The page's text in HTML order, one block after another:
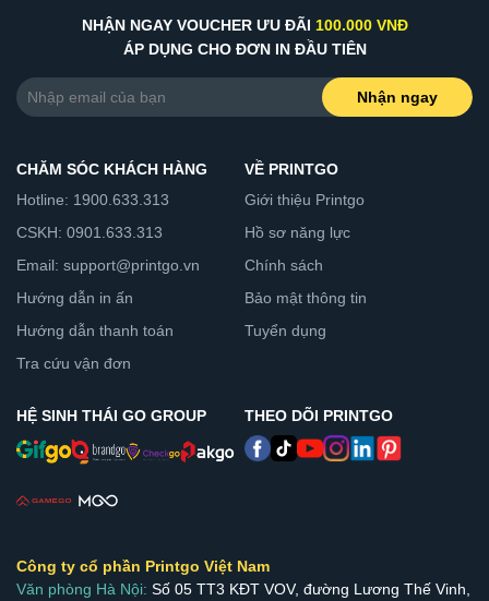
NHẬN NGAY VOUCHER ƯU ĐÃI 100.000 VNĐ
ÁP DỤNG CHO ĐƠN IN ĐẦU TIÊN
Nhận ngay
CHĂM SÓC KHÁCH HÀNG
Hotline: 1900.633.313
CSKH: 0901.633.313
Email: support@printgo.vn
Hướng dẫn in ấn
Hướng dẫn thanh toán
Tra cứu vận đơn
VỀ PRINTGO
Giới thiệu Printgo
Hồ sơ năng lực
Chính sách
Bảo mật thông tin
Tuyển dụng
HỆ SINH THÁI GO GROUP THEO DÕI PRINTGO
Công ty cổ phần Printgo Việt Nam
Văn phòng Hà Nội: Số 05 TT3 KĐT VOV, đường Lương Thế Vinh,